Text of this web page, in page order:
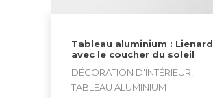
Tableau aluminium : Lienard
avec le coucher du soleil
DÉCORATION D'INTÉRIEUR,
TABLEAU ALUMINIUM